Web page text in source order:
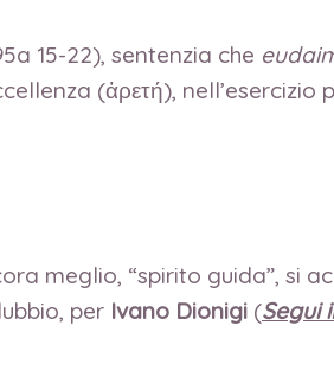
15-22), sentenzia che
(ἀρετή),
meglio, “spirito guida”, si
per Ivano Dionigi (Segui